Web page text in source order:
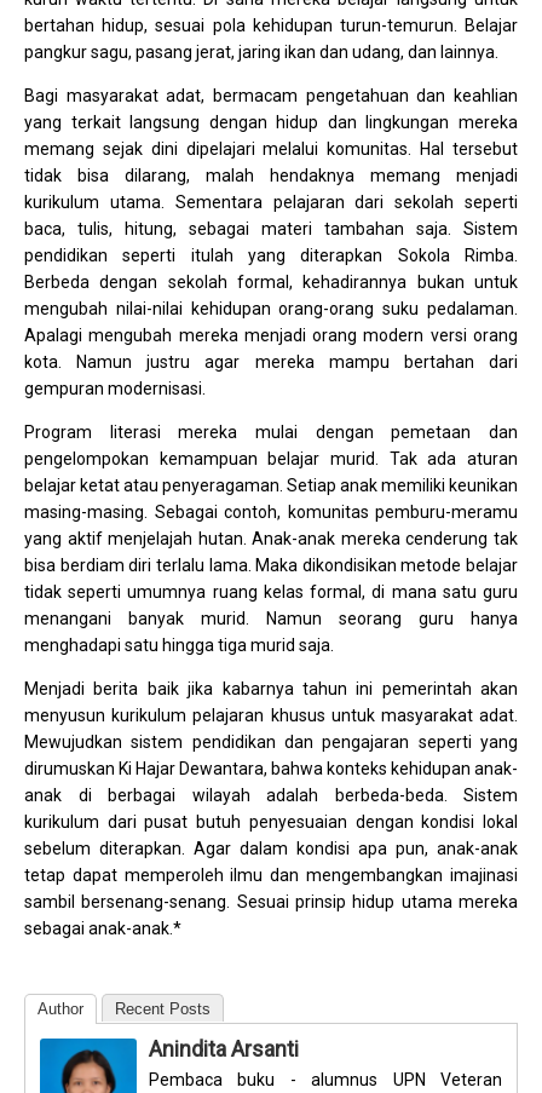
bertahan hidup, sesuai pola kehidupan turun-temurun. Belajar
pangkur sagu, pasang jerat, jaring ikan dan udang, dan lainnya.
Bagi masyarakat adat, bermacam pengetahuan dan keahlian
yang terkait langsung dengan hidup dan lingkungan mereka
memang sejak dini dipelajari melalui komunitas. Hal tersebut
tidak bisa dilarang, malah hendaknya memang menjadi
kurikulum utama. Sementara pelajaran dari sekolah seperti
baca, tulis, hitung, sebagai materi tambahan saja. Sistem
pendidikan seperti itulah yang diterapkan Sokola Rimba.
Berbeda dengan sekolah formal, kehadirannya bukan untuk
mengubah nilai-nilai kehidupan orang-orang suku pedalaman.
Apalagi mengubah mereka menjadi orang modern versi orang
kota. Namun justru agar mereka mampu bertahan dari
gempuran modernisasi.
Program literasi mereka mulai dengan pemetaan dan
pengelompokan kemampuan belajar murid. Tak ada aturan
belajar ketat atau penyeragaman. Setiap anak memiliki keunikan
masing-masing. Sebagai contoh, komunitas pemburu-meramu
yang aktif menjelajah hutan. Anak-anak mereka cenderung tak
bisa berdiam diri terlalu lama. Maka dikondisikan metode belajar
tidak seperti umumnya ruang kelas formal, di mana satu guru
menangani banyak murid. Namun seorang guru hanya
menghadapi satu hingga tiga murid saja.
Menjadi berita baik jika kabarnya tahun ini pemerintah akan
menyusun kurikulum pelajaran khusus untuk masyarakat adat.
Mewujudkan sistem pendidikan dan pengajaran seperti yang
dirumuskan Ki Hajar Dewantara, bahwa konteks kehidupan anak-
anak di berbagai wilayah adalah berbeda-beda. Sistem
kurikulum dari pusat butuh penyesuaian dengan kondisi lokal
sebelum diterapkan. Agar dalam kondisi apa pun, anak-anak
tetap dapat memperoleh ilmu dan mengembangkan imajinasi
sambil bersenang-senang. Sesuai prinsip hidup utama mereka
sebagai anak-anak.*
Author Recent Posts
Anindita Arsanti
Pembaca buku - alumnus UPN Veteran